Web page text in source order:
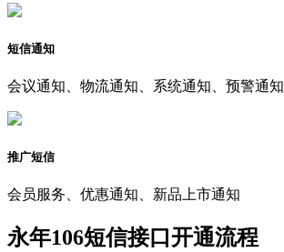
短信通知
会议通知、物流通知、系统通知、预警通知
推广短信
会员服务、优惠通知、新品上市通知
永年106短信接口开通流程